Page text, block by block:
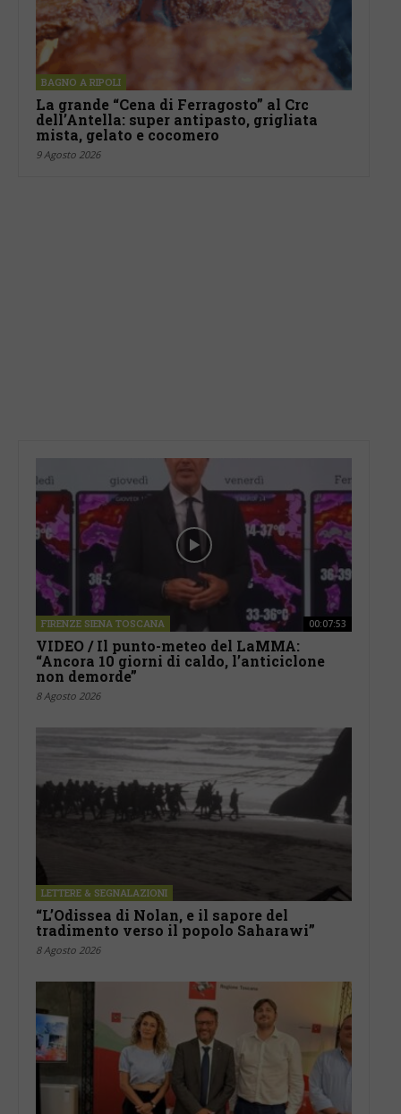
BAGNO A RIPOLI
La grande “Cena di Ferragosto” al Crc
dell’Antella: super antipasto, grigliata
mista, gelato e cocomero
9 Agosto 2026
FIRENZE SIENA TOSCANA 00:07:53
VIDEO / Il punto-meteo del LaMMA:
“Ancora 10 giorni di caldo, l’anticiclone
non demorde”
8 Agosto 2026
LETTERE & SEGNALAZIONI
“L’Odissea di Nolan, e il sapore del
tradimento verso il popolo Saharawi”
8 Agosto 2026